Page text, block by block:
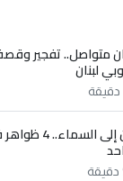
حسينيه اي
بتفاصيل
...
أية دولة
متواصل.. تفجير
لبنان
العيون إلى